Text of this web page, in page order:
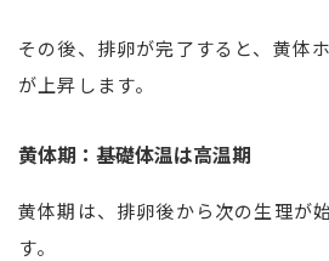
その後、排卵が完了すると、黄体
が上昇します。
黄体期：基礎体温は高温期
黄体期は、排卵後から次の生理が
す。